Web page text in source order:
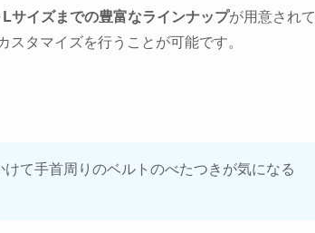
サイズまでの豊富なラインナップが用意されて
タマイズを行うことが可能です。
けて手首周りのベルトのべたつきが気になる